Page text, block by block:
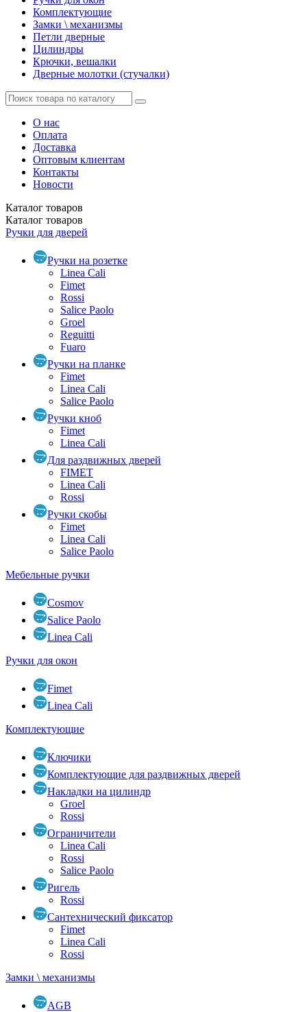
Комплектующие
Замки \ механизмы
Петли дверные
Цилиндры
Крючки, вешалки
Дверные молотки (стучалки)
О нас
Оплата
Доставка
Оптовым клиентам
Контакты
Новости
Каталог товаров
Каталог товаров
Ручки для дверей
Ручки на розетке
Linea Cali
Fimet
Rossi
Salice Paolo
Groel
Reguitti
Fuaro
Ручки на планке
Fimet
Linea Cali
Salice Paolo
Ручки кноб
Fimet
Linea Cali
Для раздвижных дверей
FIMET
Linea Cali
Rossi
Ручки скобы
Fimet
Linea Cali
Salice Paolo
Мебельные ручки
Cosmov
Salice Paolo
Linea Cali
Ручки для окон
Fimet
Linea Cali
Комплектующие
Ключики
Комплектующие для раздвижных дверей
Накладки на цилиндр
Groel
Rossi
Ограничители
Linea Cali
Rossi
Salice Paolo
Ригель
Rossi
Сантехнический фиксатор
Fimet
Linea Cali
Rossi
Замки \ механизмы
AGB